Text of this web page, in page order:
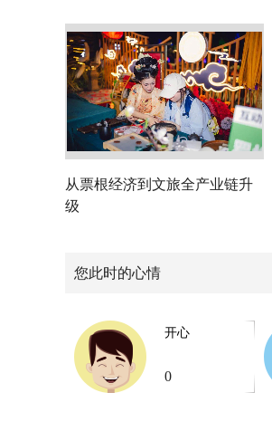
从票根经济到文旅全产业链升
级
您此时的心情
开心
0